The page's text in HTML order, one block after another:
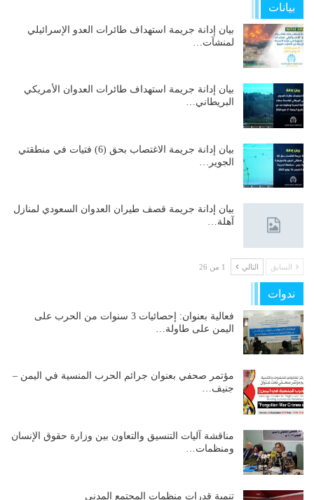
بيانات
بيان إدانة جريمة استهداف طائرات العدو الإسرائيلي
لمنشآت…
بيان إدانة جريمة استهداف طائرات العدوان الأمريكي
البريطاني…
بيان إدانة جريمة الاغتصاب بحق (6) فتيات في منطقتي
الجوير…
بيان إدانة جريمة قصف طيران العدوان السعودي لمنازل
آهلة…
السابق التالي 1 من 26
ندوات
فعالية بعنوان: إحصائيات 3 سنوات من الحرب على
اليمن على طاولة…
مؤتمر صحفي بعنوان جرائم الحرب المنسية في اليمن –
جنيف…
مناقشة آليات التنسيق والتعاون بين وزارة حقوق الإنسان
ومنظمات…
تنمية قدرات منظمات المجتمع المدني